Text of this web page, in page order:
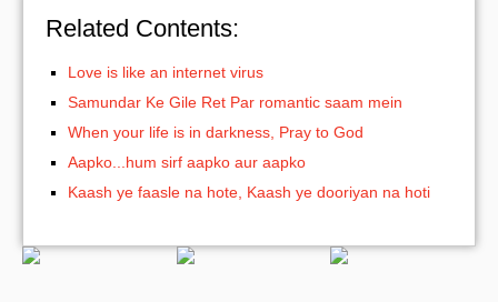
Related Contents:
Love is like an internet virus
Samundar Ke Gile Ret Par romantic saam mein
When your life is in darkness, Pray to God
Aapko...hum sirf aapko aur aapko
Kaash ye faasle na hote, Kaash ye dooriyan na hoti